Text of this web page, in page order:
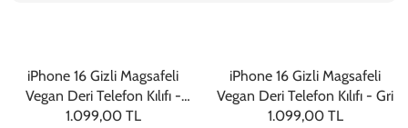
iPhone 16 Gizli Magsafeli
Vegan Deri Telefon Kılıfı -
Siyah
1.099,00 TL
iPhone 16 Gizli Magsafeli
Vegan Deri Telefon Kılıfı - Gri
1.099,00 TL